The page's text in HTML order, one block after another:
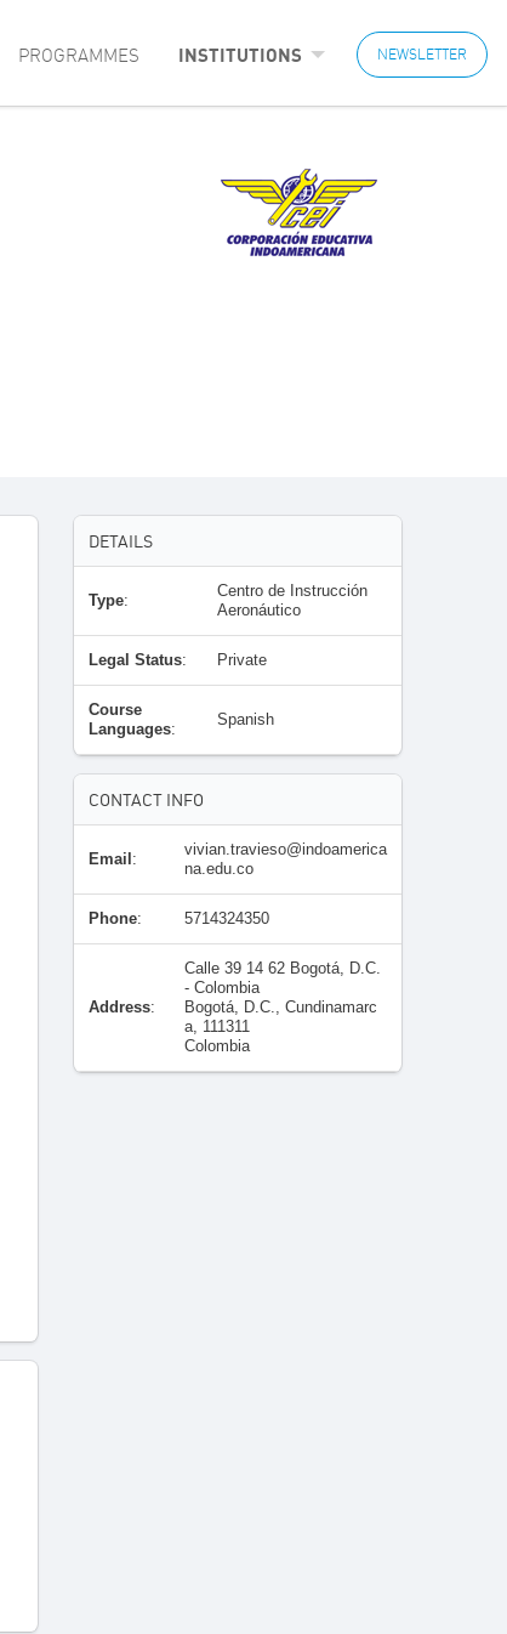
PROGRAMMES INSTITUTIONS NEWSLETTER
DETAILS
Type:
Centro de Instrucción
Aeronáutico
Legal Status: Private
Course
Languages:
Spanish
CONTACT INFO
Email :
vivian.travieso@indoamerica
na.edu.co
Phone: 5714324350
Address:
Calle 39 14 62 Bogotá, D.C.
- Colombia
Bogotá, D.C., Cundinamarc
a, 111311
Colombia